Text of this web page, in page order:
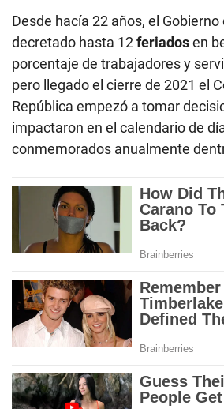
Desde hacía 22 años, el Gobierno
decretado hasta 12feriadosen
porcentaje de trabajadores y
pero llegado el cierre de 2021 el
República empezó a tomar
impactaron en el calendario de
conmemorados anualmente